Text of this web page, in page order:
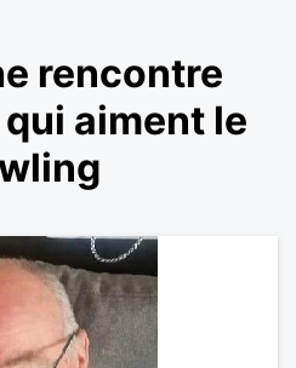
rencontre
aiment le